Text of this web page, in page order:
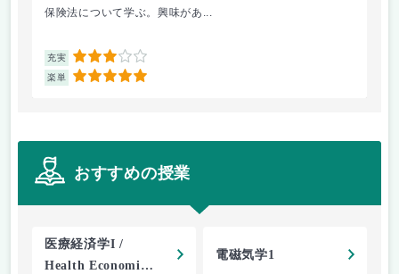
保険法について学ぶ。興味があ...
充実 3
楽単 5
おすすめの授業
医療経済学I /
Health Economics
電磁気学1